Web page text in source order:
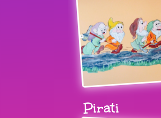
Pirati